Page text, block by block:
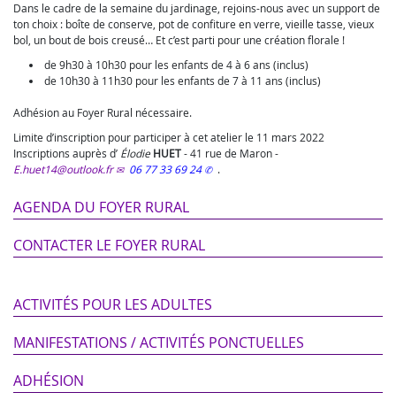
Dans le cadre de la semaine du jardinage, rejoins-nous avec un support de
ton choix : boîte de conserve, pot de confiture en verre, vieille tasse, vieux
bol, un bout de bois creusé… Et c’est parti pour une création florale !
de 9h30 à 10h30 pour les enfants de 4 à 6 ans (inclus)
de 10h30 à 11h30 pour les enfants de 7 à 11 ans (inclus)
Adhésion au Foyer Rural nécessaire.
Limite d’inscription pour participer à cet atelier le 11 mars 2022
Inscriptions auprès d’ Élodie HUET-41 rue de Maron-
E.huet14@outlook.fr
06 77 33 69 24 .
AGENDA DU FOYER RURAL
CONTACTER LE FOYER RURAL
ACTIVITÉS POUR LES ADULTES
MANIFESTATIONS / ACTIVITÉS PONCTUELLES
ADHÉSION